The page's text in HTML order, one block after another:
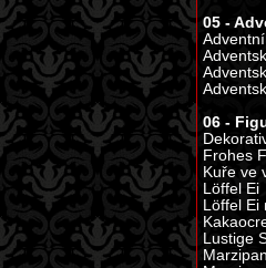
05 -
06 -
Frohes
Kuře ve
Löffel Ei
Löffel Ei
Lustige